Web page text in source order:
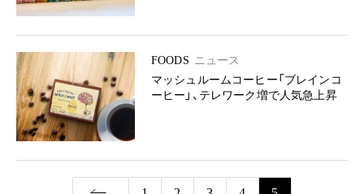
FOODS ニュース
マッシュルームコーヒー「ブレインコ
ーヒー」、テレワーク増で人気急上昇